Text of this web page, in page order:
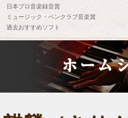
日本プロ音楽録音賞
ミュージック・ペンクラブ音楽賞
過去おすすめソフト